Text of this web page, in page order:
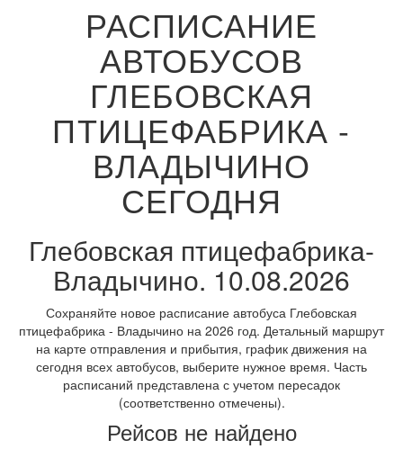
РАСПИСАНИЕ
АВТОБУСОВ
ГЛЕБОВСКАЯ
ПТИЦЕФАБРИКА -
ВЛАДЫЧИНО
СЕГОДНЯ
Глебовская птицефабрика-
Владычино. 10.08.2026
Сохраняйте новое расписание автобуса Глебовская
птицефабрика - Владычино на 2026 год. Детальный маршрут
на карте отправления и прибытия, график движения на
сегодня всех автобусов, выберите нужное время. Часть
расписаний представлена с учетом пересадок
(соответственно отмечены).
Рейсов не найдено